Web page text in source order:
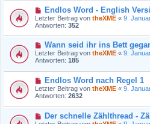
Endlos Word - English
Letzter Beitrag von theXME « 9.
Antworten: 352
Wann seid ihr ins Bett
Letzter Beitrag von theXME « 9.
Antworten: 185
Endlos Word nach Regel 1
Letzter Beitrag von theXME « 9.
Antworten: 2632
Der schnelle Zählthread -